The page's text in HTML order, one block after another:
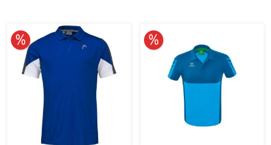
10% reduziert 10% reduziert